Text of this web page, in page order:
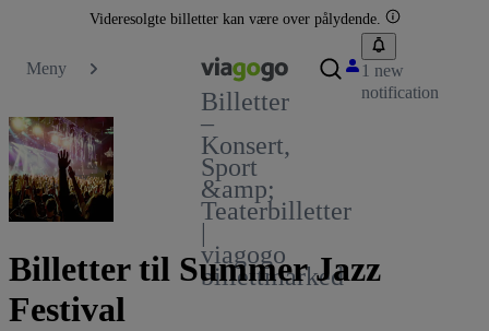
Videresolgte billetter kan være over pålydende.
Meny
Billetter
–
Konsert,
Sport
&amp;
Teaterbilletter
|
viagogo
billettmarked
1 new
notification
Billetter til Summer Jazz
Festival